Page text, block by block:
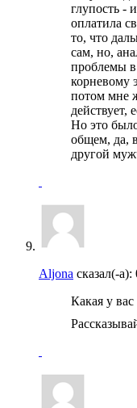
глупость -
оплатила
то, что
сам, но,
проблемы в
корневому
потом мне
действует,
Но это
общем, да,
другой
Aljona сказал(-а):
Какая у